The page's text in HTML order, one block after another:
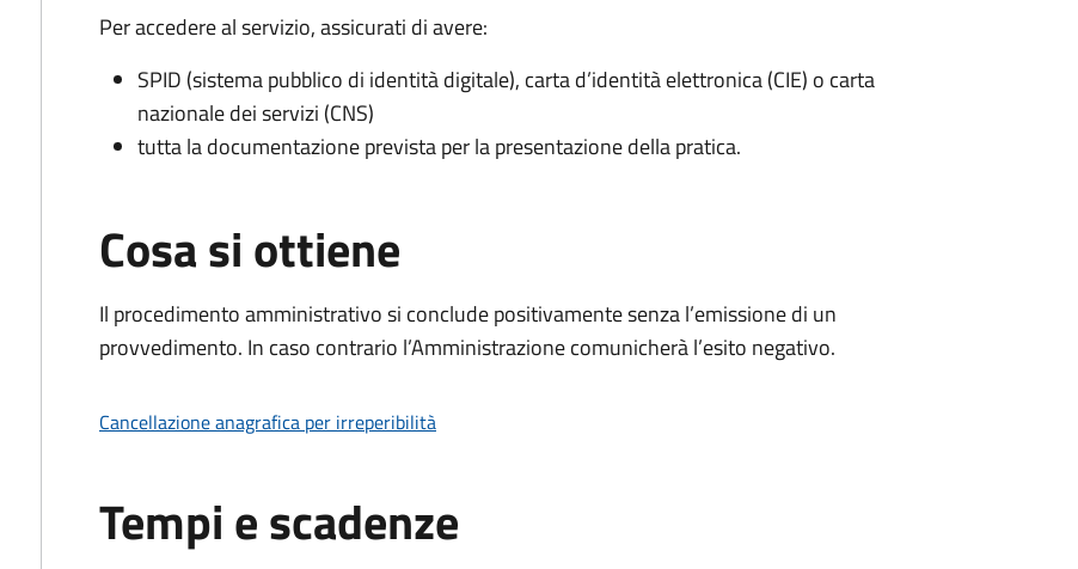
Per accedere al servizio, assicurati di avere:
SPID (sistema pubblico di identità digitale), carta d’identità elettronica (CIE) o carta
nazionale dei servizi (CNS)
tutta la documentazione prevista per la presentazione della pratica.
Cosa si ottiene
Il procedimento amministrativo si conclude positivamente senza l’emissione di un
provvedimento. In caso contrario l’Amministrazione comunicherà l’esito negativo.
Cancellazione anagrafica per irreperibilità
Tempi e scadenze